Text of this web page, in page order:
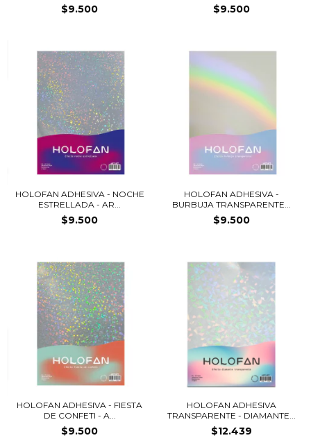
$9.500 $9.500
HOLOFAN ADHESIVA - NOCHE
ESTRELLADA - AR...
$9.500
HOLOFAN ADHESIVA -
BURBUJA TRANSPARENTE...
$9.500
HOLOFAN ADHESIVA - FIESTA
DE CONFETI - A...
$9.500
HOLOFAN ADHESIVA
TRANSPARENTE - DIAMANTE...
$12.439